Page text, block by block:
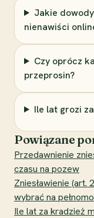
Jakie
nienawiści
Czy oprócz
przeprosin?
Ile lat grozi
Powiązane
Przedawnienie
czasu na pozew
Zniesławienie (art.
wybrać na
Ile lat za kradzież